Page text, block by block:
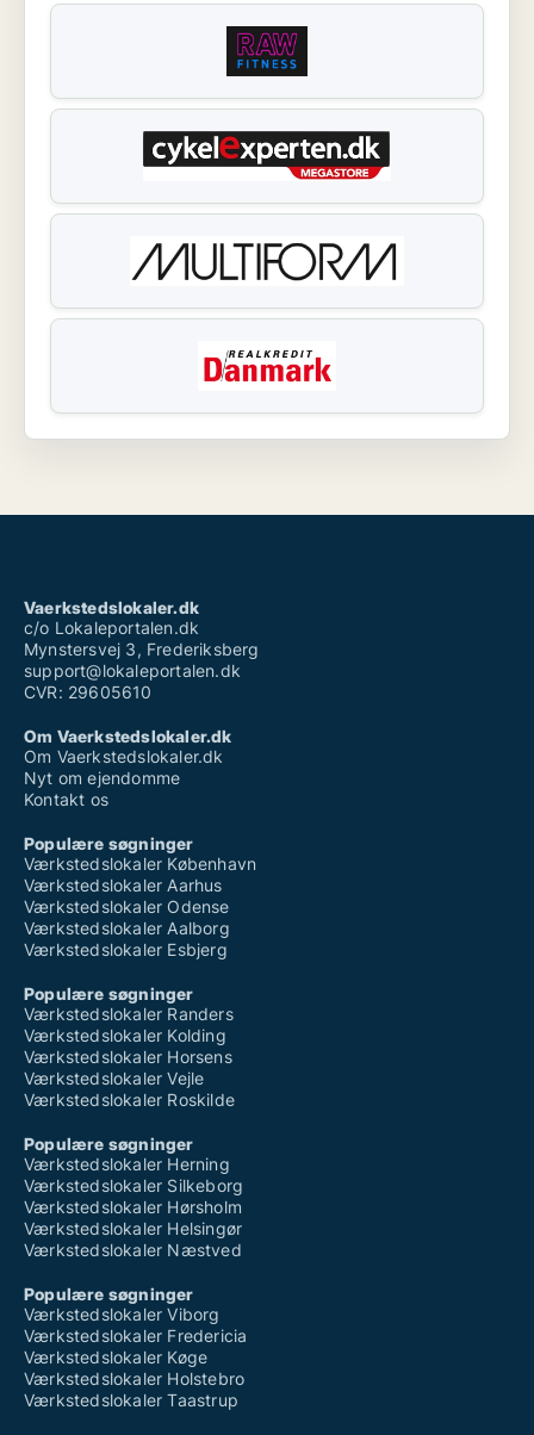
Vaerkstedslokaler.dk
c/o Lokaleportalen.dk
Mynstersvej 3, Frederiksberg
support@lokaleportalen.dk
CVR: 29605610
Om Vaerkstedslokaler.dk
Om Vaerkstedslokaler.dk
Nyt om ejendomme
Kontakt os
Populære søgninger
Værkstedslokaler København
Værkstedslokaler Aarhus
Værkstedslokaler Odense
Værkstedslokaler Aalborg
Værkstedslokaler Esbjerg
Populære søgninger
Værkstedslokaler Randers
Værkstedslokaler Kolding
Værkstedslokaler Horsens
Værkstedslokaler Vejle
Værkstedslokaler Roskilde
Populære søgninger
Værkstedslokaler Herning
Værkstedslokaler Silkeborg
Værkstedslokaler Hørsholm
Værkstedslokaler Helsingør
Værkstedslokaler Næstved
Populære søgninger
Værkstedslokaler Viborg
Værkstedslokaler Fredericia
Værkstedslokaler Køge
Værkstedslokaler Holstebro
Værkstedslokaler Taastrup